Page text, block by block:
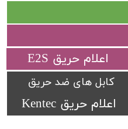
اعلام حریق Kentec
​اعلام حریق E2S
کابل های ضد حریق